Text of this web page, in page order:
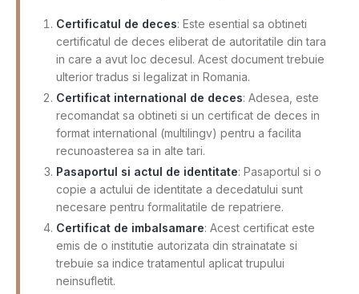
Certificatul de deces: Este esential sa obtineti
certificatul de deces eliberat de autoritatile din tara
in care a avut loc decesul. Acest document trebuie
ulterior tradus si legalizat in Romania.
Certificat international de deces: Adesea, este
recomandat sa obtineti si un certificat de deces in
format international (multilingv) pentru a facilita
recunoasterea sa in alte tari.
Pasaportul si actul de identitate: Pasaportul si o
copie a actului de identitate a decedatului sunt
necesare pentru formalitatile de repatriere.
Certificat de imbalsamare: Acest certificat este
emis de o institutie autorizata din strainatate si
trebuie sa indice tratamentul aplicat trupului
neinsufletit.